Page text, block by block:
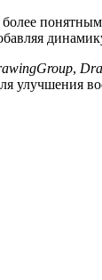
более
,
улучшения